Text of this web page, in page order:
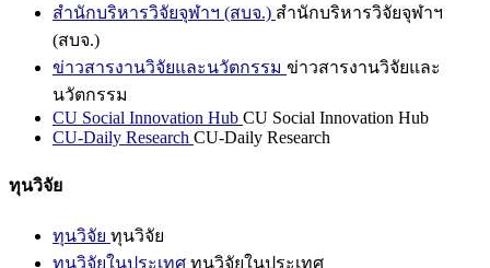
สำนักบริหารวิจัยจุฬาฯ (สบจ.) สำนักบริหารวิจัยจุฬาฯ
(สบจ.)
ข่าวสารงานวิจัยและนวัตกรรม ข่าวสารงานวิจัยและ
นวัตกรรม
CU Social Innovation Hub CU Social Innovation Hub
CU-Daily Research CU-Daily Research
ทุนวิจัย
ทุนวิจัย ทุนวิจัย
ทุนวิจัยในประเทศ ทุนวิจัยในประเทศ